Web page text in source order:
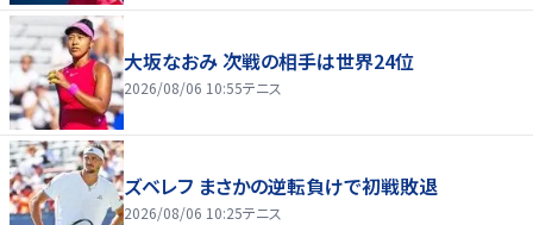
大坂なおみ 次戦の相手は世界24位
2026/08/06 10:55テニス
ズベレフ まさかの逆転負けで初戦敗退
2026/08/06 10:25テニス